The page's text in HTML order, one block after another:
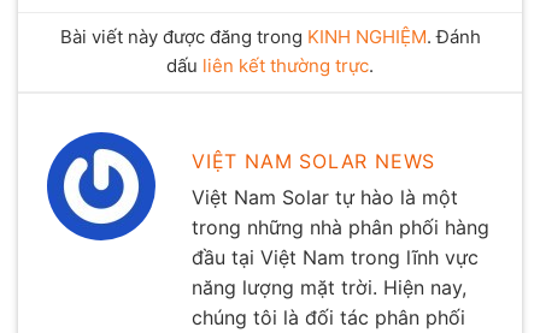
Bài viết này được đăng trong KINH NGHIỆM. Đánh
dấu liên kết thường trực.
VIỆT NAM SOLAR NEWS
Việt Nam Solar tự hào là một
trong những nhà phân phối hàng
đầu tại Việt Nam trong lĩnh vực
năng lượng mặt trời. Hiện nay,
chúng tôi là đối tác phân phối